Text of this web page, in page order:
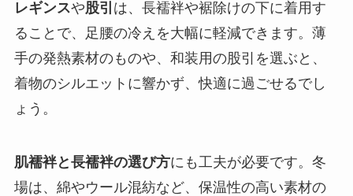
レギンスや股引 は、長襦袢や裾除けの下に着用す
ることで、足腰の冷えを大幅に軽減できます。薄
手の発熱素材のものや、和装用の股引を選ぶと、
着物のシルエットに響かず、快適に過ごせるでし
ょう。
肌襦袢と長襦袢の選び方にも工夫が必要です。冬
場は、綿やウール混紡など、保温性の高い素材の